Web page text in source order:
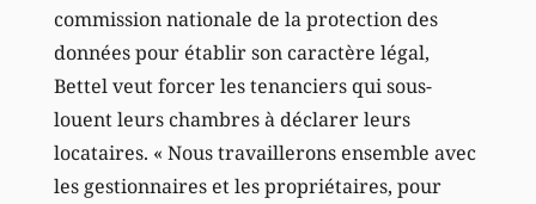
commission nationale de la protection des
données pour établir son caractère légal,
Bettel veut forcer les tenanciers qui sous-
louent leurs chambres à déclarer leurs
locataires. « Nous travaillerons ensemble avec
les gestionnaires et les propriétaires, pour